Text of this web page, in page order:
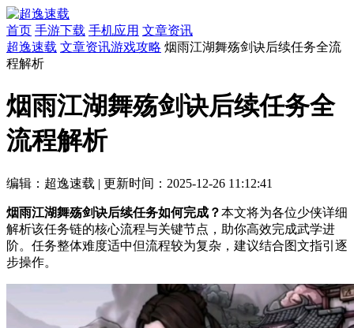
首页 手游下载 手机应用 文章资讯
超逸速载 文章资讯游戏攻略 烟雨江湖舞殇剑诀后续任务全流
程解析
烟雨江湖舞殇剑诀后续任务全
流程解析
编辑：超逸速载 | 更新时间：2025-12-26 11:12:41
烟雨江湖舞殇剑诀后续任务如何完成？本文将为各位少侠详细
解析该任务链的核心流程与关键节点，助你高效完成武学进
阶。任务整体难度适中但流程较为复杂，建议结合图文指引逐
步操作。